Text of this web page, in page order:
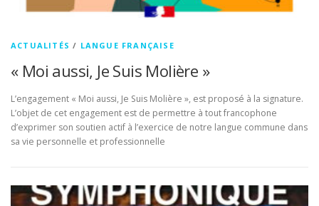
ACTUALITÉS / LANGUE FRANÇAISE
« Moi aussi, Je Suis Molière »
L’engagement « Moi aussi, Je Suis Molière », est proposé à la signature.
L’objet de cet engagement est de permettre à tout francophone
d’exprimer son soutien actif à l’exercice de notre langue commune dans
sa vie personnelle et professionnelle